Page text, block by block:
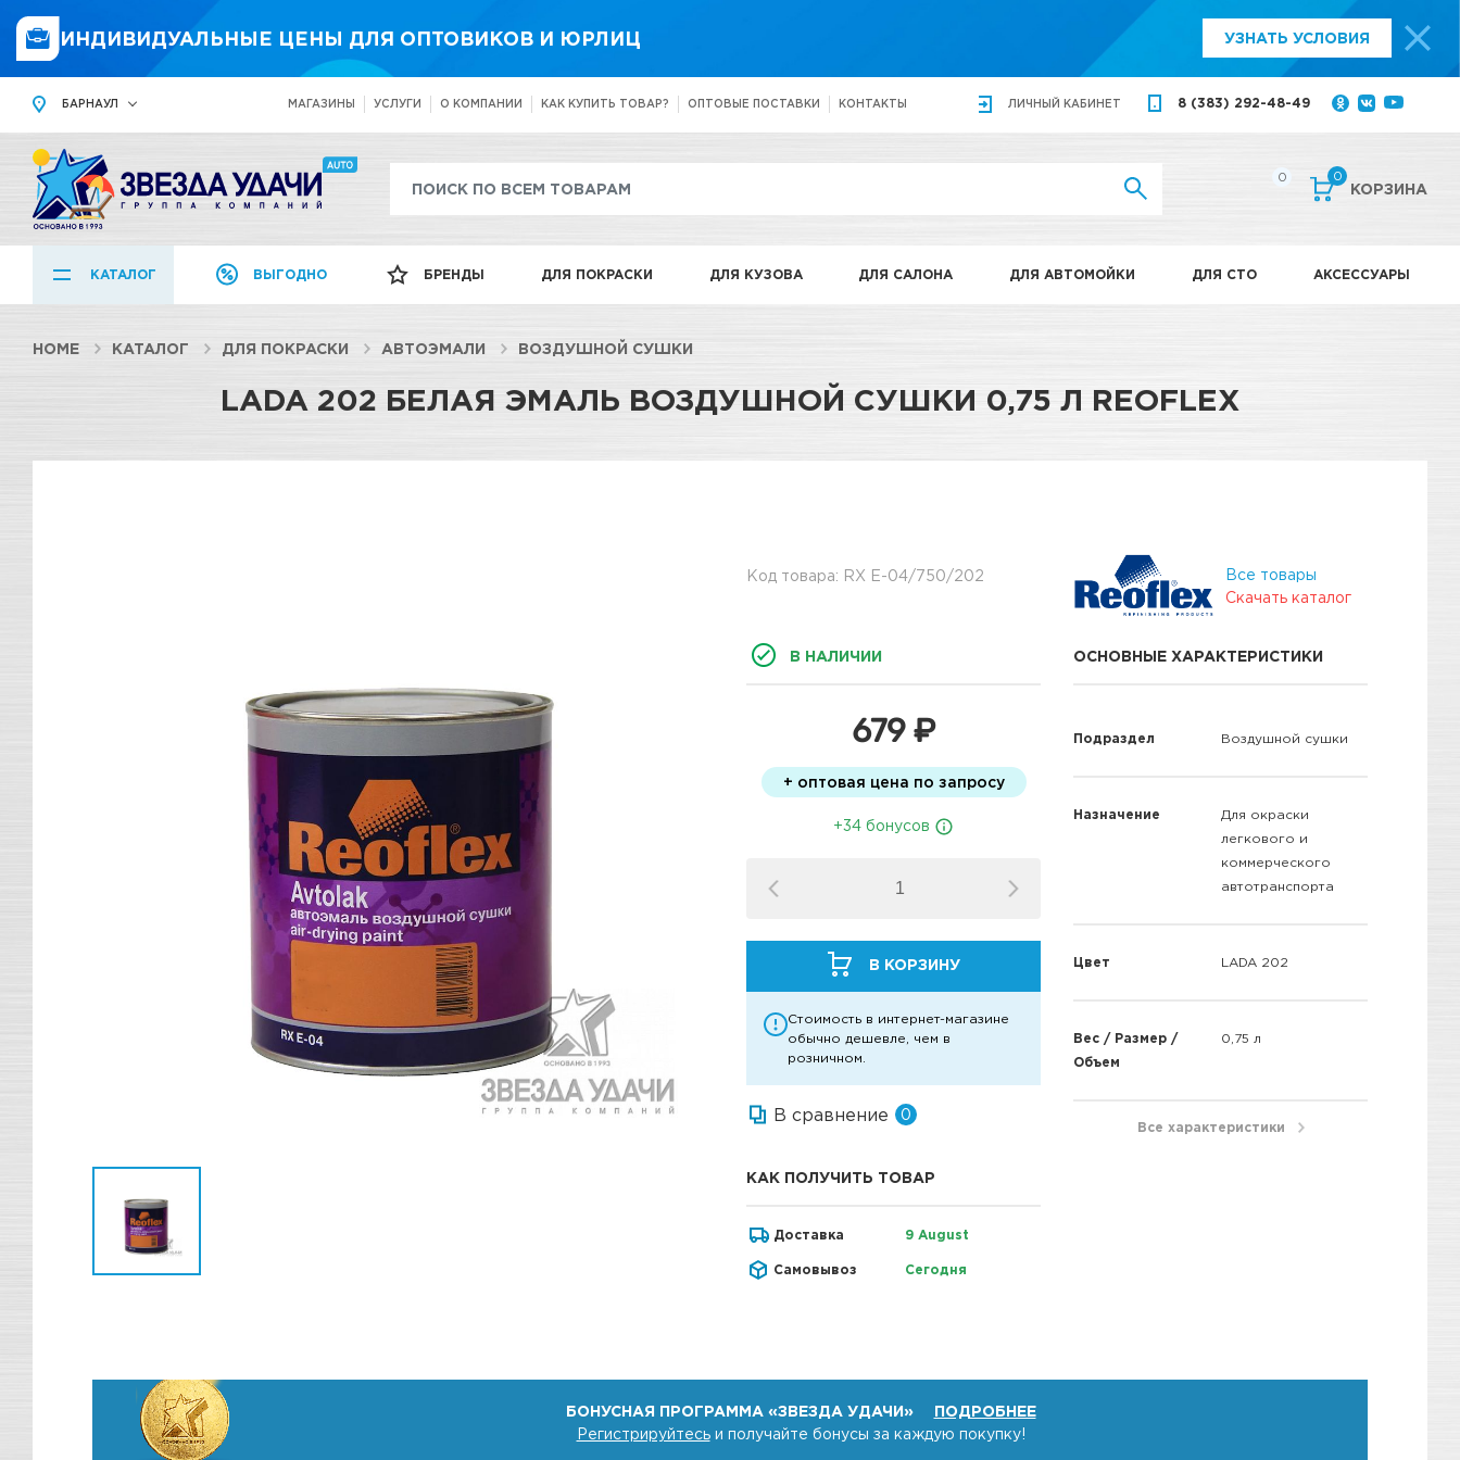
ИНДИВИДУАЛЬНЫЕ ЦЕНЫ ДЛЯ ОПТОВИКОВ И ЮРЛИЦ УЗНАТЬ УСЛОВИЯ
БАРНАУЛ МАГАЗИНЫ УСЛУГИ О КОМПАНИИ КАК КУПИТЬ ТОВАР? ОПТОВЫЕ ПОСТАВКИ КОНТАКТЫ ЛИЧНЫЙ КАБИНЕТ 8 (383) 292-48-49
0 0
КОРЗИНА
КАТАЛОГ ВЫГОДНО БРЕНДЫ ДЛЯ ПОКРАСКИ ДЛЯ КУЗОВА ДЛЯ САЛОНА ДЛЯ АВТОМОЙКИ ДЛЯ СТО АКСЕССУАРЫ
HOME КАТАЛОГ ДЛЯ ПОКРАСКИ АВТОЭМАЛИ ВОЗДУШНОЙ СУШКИ
LADA 202 БЕЛАЯ ЭМАЛЬ ВОЗДУШНОЙ СУШКИ 0,75 Л REOFLEX
Код товара: RX E-04/750/202
В НАЛИЧИИ
679 ₽
+ оптовая цена по запросу
+34 бонусов
В КОРЗИНУ
Стоимость в интернет-магазине
обычно дешевле, чем в
розничном.
В сравнение 0
КАК ПОЛУЧИТЬ ТОВАР
Доставка 9 August
Самовывоз Сегодня
Все товары
Скачать каталог
ОСНОВНЫЕ ХАРАКТЕРИСТИКИ
Подраздел Воздушной сушки
Назначение
Для окраски
легкового и
коммерческого
автотранспорта
Цвет LADA 202
Вес / Размер /
Объем
0,75 л
Все характеристики
БОНУСНАЯ ПРОГРАММА «ЗВЕЗДА УДАЧИ»
ПОДРОБНЕЕ
Регистрируйтесьи получайте бонусы за каждую покупку!